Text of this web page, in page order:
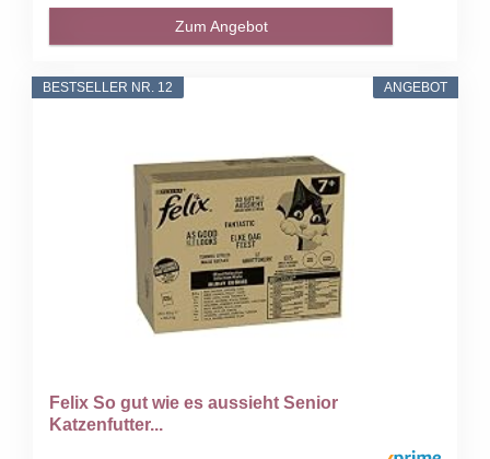
Zum Angebot
ANGEBOT
BESTSELLER NR. 12
Felix So gut wie es aussieht Senior
Katzenfutter...